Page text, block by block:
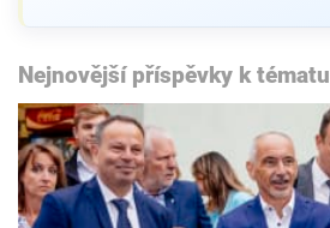
Nejnovější příspěvky k tématu